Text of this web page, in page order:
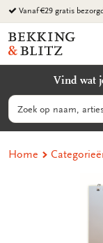
Ga
naar
content
Vanaf €29 gratis
Bekking
&
B.V.
Vind wat
Zoeken
Home